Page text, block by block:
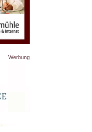
Werbung